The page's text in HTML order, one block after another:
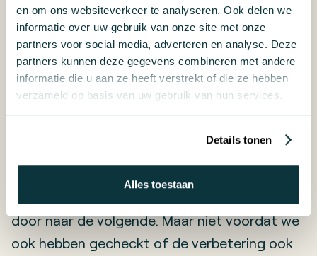
en om ons websiteverkeer te analyseren. Ook delen we
informatie over uw gebruik van onze site met onze
partners voor social media, adverteren en analyse. Deze
partners kunnen deze gegevens combineren met andere
informatie die u aan ze heeft verstrekt of die ze hebben
verzameld op basis van uw gebruik van hun services.
Details tonen
Alles toestaan
praktisch en uitvoerbaar. Worden er meerdere
verbeteringen opgepakt of blijkt de beste
verbetering een hele grote te zijn? Verdeel
het werk dan en stel vast wie welk onderdeel
oppakt vóór welke datum.
door naar de volgende. Maar niet voordat we
ook hebben gecheckt of de verbetering ook